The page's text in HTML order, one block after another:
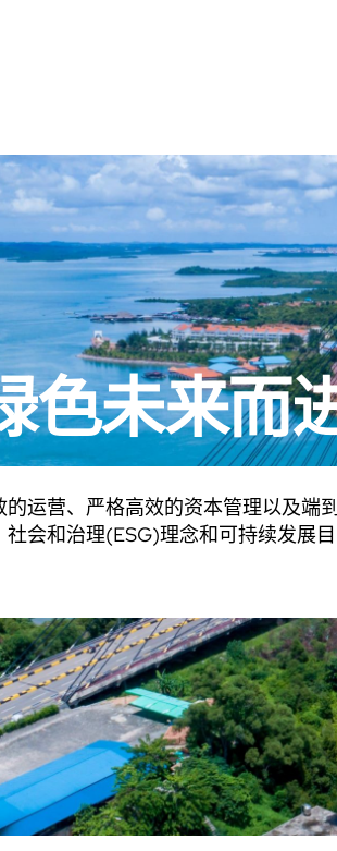
色未来而
运营、严格高效的资本管理以及端到
会和治理(ESG)理念和可持续发展目